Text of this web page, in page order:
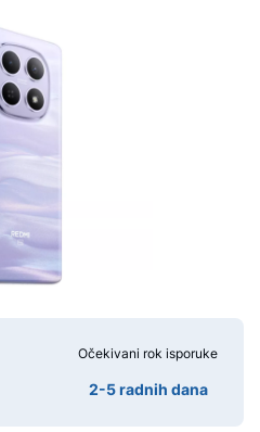
Očekivani rok isporuke
2-5 radnih dana